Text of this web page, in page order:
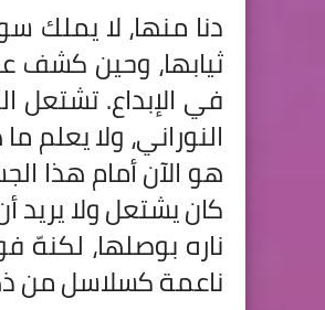
دنا منها، لا يملك
ثيابها، وحين كشف
في الإبداع. تشتعل
النوراني، ولا
هو الآن أمام هذا
كان يشتعل ولا
ناره بوصلها،
ناعمة كسلاسل من